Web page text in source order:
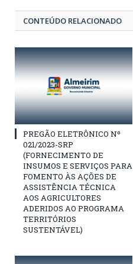
CONTEÚDO RELACIONADO
PREGÃO ELETRÔNICO Nº
021/2023-SRP
(FORNECIMENTO DE
INSUMOS E SERVIÇOS PARA
FOMENTO ÀS AÇÕES DE
ASSISTÊNCIA TÉCNICA
AOS AGRICULTORES
ADERIDOS AO PROGRAMA
TERRITÓRIOS
SUSTENTÁVEL)